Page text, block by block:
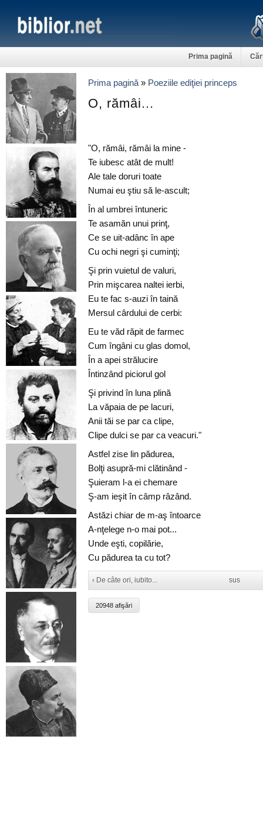
Prima pagină
Prima pagină » Poeziile ediţiei princeps
O, rămâi...
"O, rămâi, rămâi la mine -
Te iubesc atât de mult!
Ale tale doruri toate
Numai eu ştiu să le-ascult;
În al umbrei întuneric
Te asamăn unui prinţ,
Ce se uit-adânc în ape
Cu ochi negri şi cuminţi;
Şi prin vuietul de valuri,
Prin mişcarea naltei ierbi,
Eu te fac s-auzi în taină
Mersul cârdului de cerbi:
Eu te văd răpit de farmec
Cum îngâni cu glas domol,
În a apei strălucire
Întinzând piciorul gol
Şi privind în luna plină
La văpaia de pe lacuri,
Anii tăi se par ca clipe,
Clipe dulci se par ca veacuri."
Astfel zise lin pădurea,
Bolţi asupră-mi clătinând -
Şuieram l-a ei chemare
Ş-am ieşit în câmp râzând.
Astăzi chiar de m-aş întoarce
A-nţelege n-o mai pot...
Unde eşti, copilărie,
Cu pădurea ta cu tot?
‹ De câte ori, iubito... sus
20948 afişări